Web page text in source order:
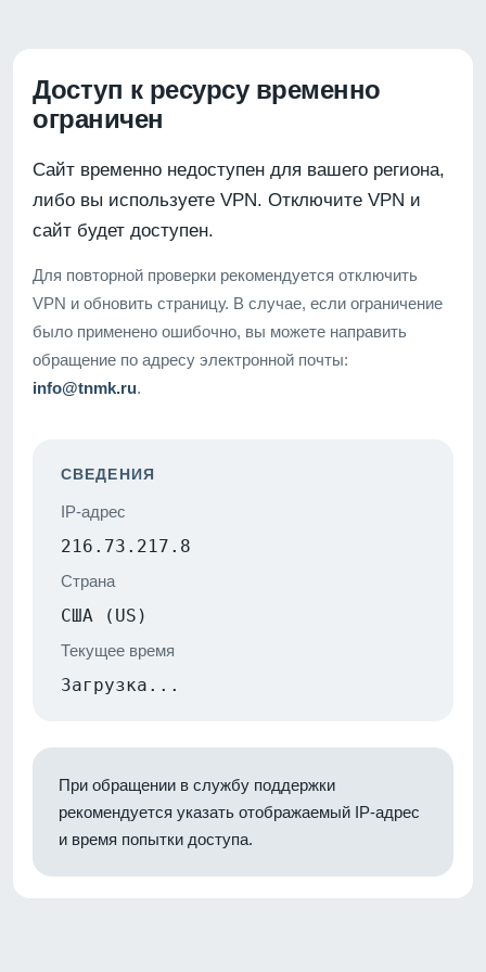
Доступ к ресурсу временно
ограничен
Сайт временно недоступен для вашего региона,
либо вы используете VPN. Отключите VPN и
сайт будет доступен.
Для повторной проверки рекомендуется отключить
VPN и обновить страницу. В случае, если ограничение
было применено ошибочно, вы можете направить
обращение по адресу электронной почты:
info@tnmk.ru.
СВЕДЕНИЯ
IP-адрес
216.73.217.8
Страна
США (US)
Текущее время
Загрузка...
При обращении в службу поддержки
рекомендуется указать отображаемый IP-адрес
и время попытки доступа.